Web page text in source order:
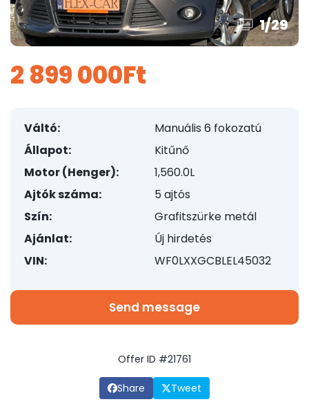
1/29
2 899 000Ft
Váltó:
Manuális 6 fokozatú
Állapot:
Kitűnő
Motor (Henger):
1,560.0L
Ajtók száma:
5 ajtós
Szín:
Grafitszürke metál
Ajánlat:
Új hirdetés
VIN:
WF0LXXGCBLEL45032
Send message
Offer ID #21761
Share Tweet